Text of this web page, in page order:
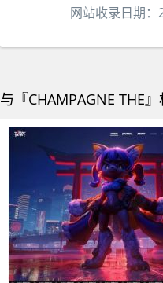
网站收录日期：
与『CHAMPAGNE THE